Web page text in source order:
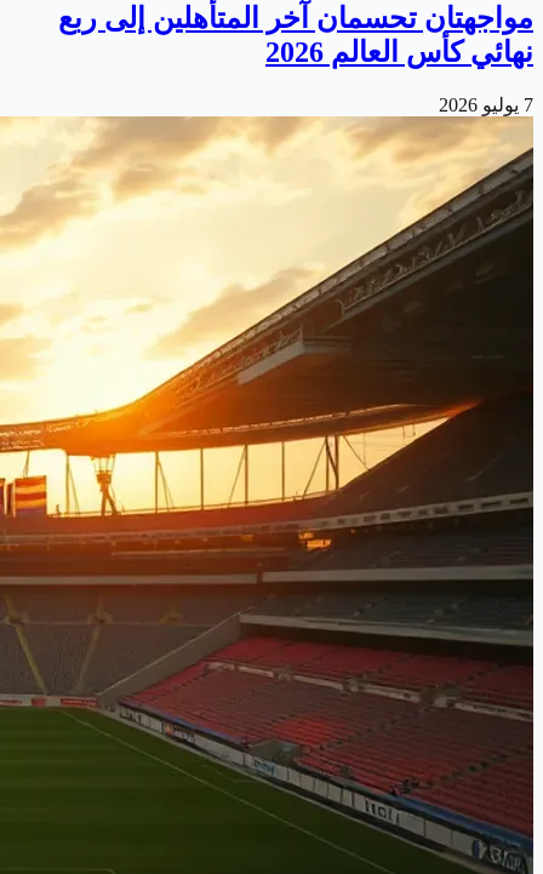
مواجهتان تحسمان آخر المتأهلين إلى ربع
نهائي كأس العالم 2026
7 يوليو 2026